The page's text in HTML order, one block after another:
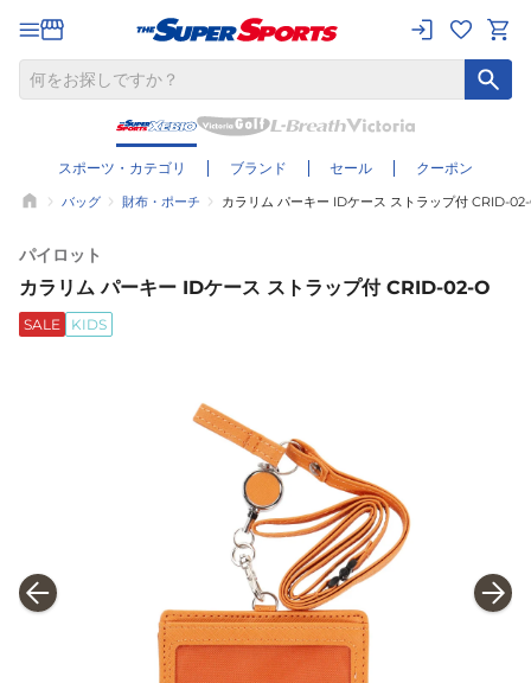
スポーツ・カテゴリ ブランド セール クーポン
バッグ 財布・ポーチ カラリム パーキー IDケース ストラップ付 CRID-
パイロット
カラリム パーキー IDケース ストラップ付 CRID-02-O
SALE KIDS